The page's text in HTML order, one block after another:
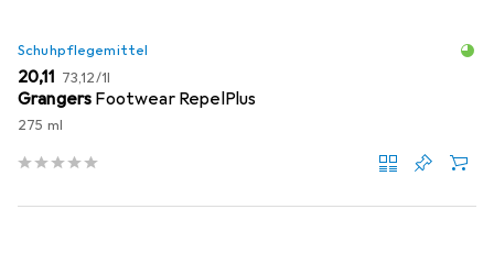
Schuhpflegemittel
EUR
20,11 EUR
73,12/1l
Grangers Footwear RepelPlus
275 ml